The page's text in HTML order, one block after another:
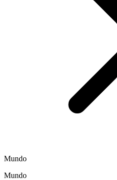
Mundo
Mundo